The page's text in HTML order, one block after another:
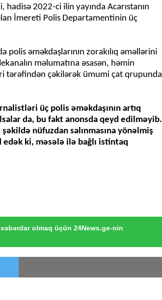
hadisə 2022-ci ilin yayında Acarıstanın
İmereti Polis Departamentinin üç
polis əməkdaşlarının zorakılıq əməllərini
məlumatına əsasən, həmin
tərəfindən çəkilərək ümumi çat qrupunda
üç polis əməkdaşının artıq
da, bu fakt anonsda qeyd edilməyib.
nüfuzdan salınmasına yönəlmiş
ki, məsələ ilə bağlı istintaq
olmaq üçün 24News.ge-nin